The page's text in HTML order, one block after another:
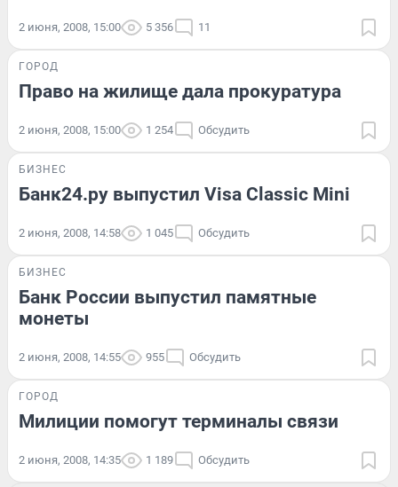
2 июня, 2008, 15:00 5 356 11
ГОРОД
Право на жилище дала прокуратура
2 июня, 2008, 15:00 1 254 Обсудить
БИЗНЕС
Банк24.ру выпустил Visa Classic Mini
2 июня, 2008, 14:58 1 045 Обсудить
БИЗНЕС
Банк России выпустил памятные
монеты
2 июня, 2008, 14:55 955 Обсудить
ГОРОД
Милиции помогут терминалы связи
2 июня, 2008, 14:35 1 189 Обсудить